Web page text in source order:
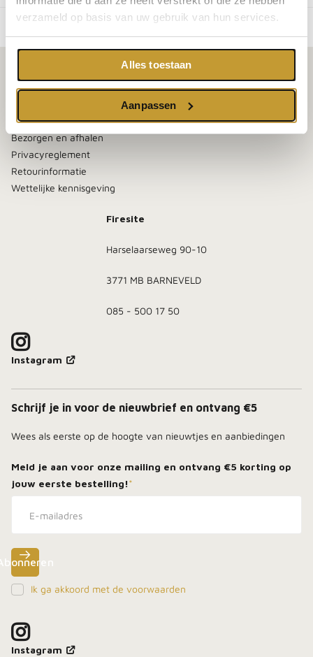
verzameld op basis van uw gebruik van hun services.
Alles toestaan
Aanpassen
Klantenservice
Algemene voorwaarden
Bezorgen en afhalen
Privacyreglement
Retourinformatie
Wettelijke kennisgeving
Firesite
Harselaarseweg 90-10
3771 MB BARNEVELD
085 - 500 17 50
Instagram
Schrijf je in voor de nieuwbrief en ontvang €5
Wees als eerste op de hoogte van nieuwtjes en aanbiedingen
Meld je aan voor onze mailing en ontvang €5 korting op
jouw eerste bestelling!*
Ik ga akkoord met de voorwaarden
Instagram
Meld je aan, blijf dicht bij het vuur en ontdek als
eerste onze beste deals in je inbox.